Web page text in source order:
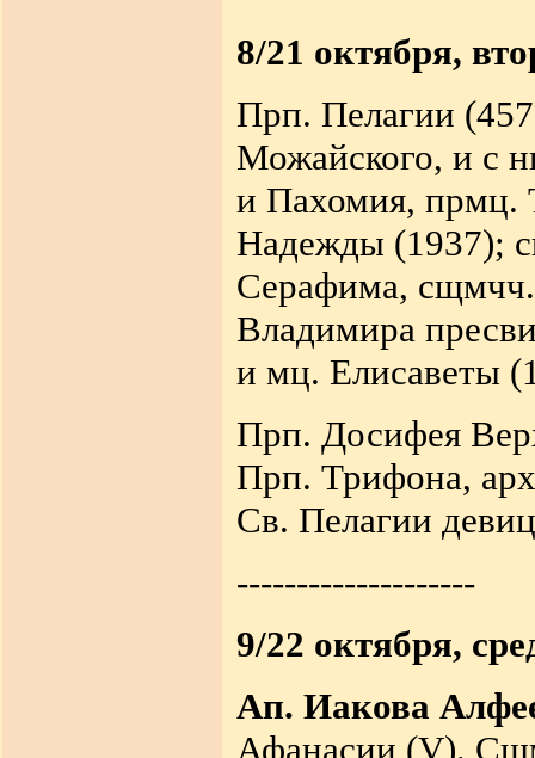
8/21 октября,
Прп. Пелагии
Можайского, и с
и Пахомия, прмц.
Надежды (1937);
Серафима,
Владимира
и мц. Елисаветы
Прп. Досифея
Прп. Трифона,
Св. Пелагии
--------------------
9/22 октября,
Ап. Иакова
Афанасии (V).